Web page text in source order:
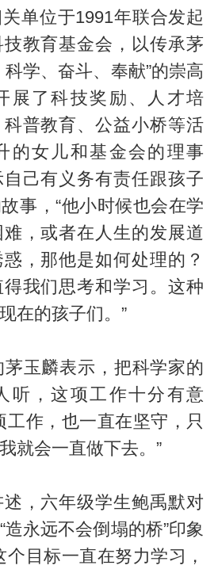
单位于1991年联合发起
教育基金会，以传承茅
科学、奋斗、奉献”的崇高
展了科技奖励、人才培
普教育、公益小桥等活
的女儿和基金会的理事
己有义务有责任跟孩子
事，“他小时候也会在学
，或者在人生的发展道
，那他是如何处理的？
我们思考和学习。这种
在的孩子们。”
玉麟表示，把科学家的
听，这项工作十分有意
工作，也一直在坚守，只
就会一直做下去。”
，六年级学生鲍禹默对
造永远不会倒塌的桥”印象
个目标一直在努力学习，